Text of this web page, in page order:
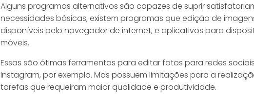
Alguns programas alternativos são capazes de suprir
necessidades básicas; existem programas que edição de
disponíveis pelo navegador de internet, e aplicativos para
móveis.
Essas são ótimas ferramentas para editar fotos para redes
Instagram, por exemplo. Mas possuem limitações para a
tarefas que requeiram maior qualidade e produtividade.